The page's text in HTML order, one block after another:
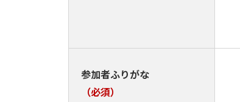
参加者ふりがな
（必須）